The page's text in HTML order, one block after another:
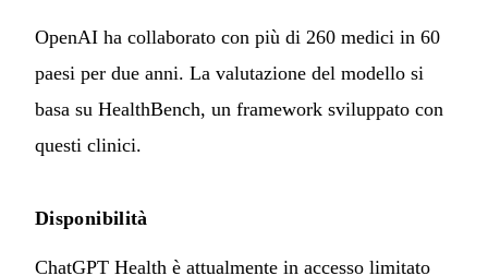
OpenAI ha collaborato con più di 260 medici in 60
paesi per due anni. La valutazione del modello si
basa su HealthBench, un framework sviluppato con
questi clinici.
Disponibilità
ChatGPT Health è attualmente in accesso limitato